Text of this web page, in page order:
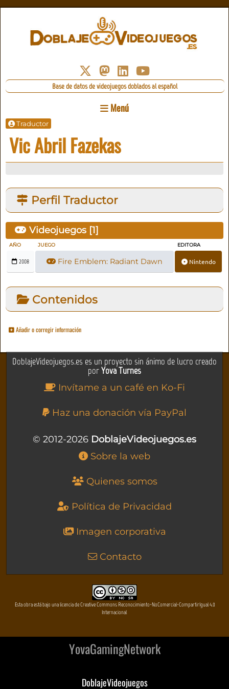
Base de datos de videojuegos doblados al español
Menú
Traductor
Vic Abril Fazekas
Perfil Traductor
Videojuegos [1]
AÑO JUEGO EDITORA
2008 Fire Emblem: Radiant Dawn Nintendo
Contenidos
Añadir o corregir información
DoblajeVideojuegos.es es un proyecto sin ánimo de lucro creado
porYova Turnes
Invítame a un café en Ko-Fi
Haz una donación vía PayPal
© 2012-2026 DoblajeVideojuegos.es
Sobre la web
Quienes somos
Política de Privacidad
Imagen corporativa
Contacto
Esta obra está bajo una licencia de Creative Commons Reconocimiento-NoComercial-CompartirIgual 4.0
Internacional
YovaGamingNetwork
DoblajeVideojuegos